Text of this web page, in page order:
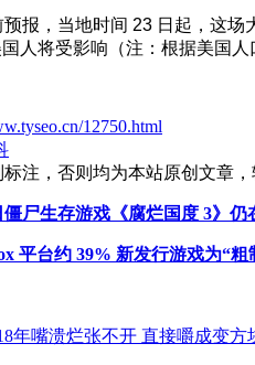
报，当地时间 23 日起，这
人将受影响（注：根据美国
12750.html
标注，否则均为本站原创文章
尸生存游戏《腐烂国度 3》仍
平台约 39% 新发行游戏为“